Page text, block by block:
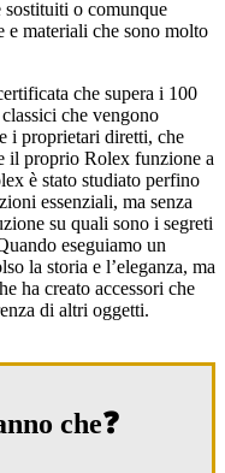
o comunque
materiali che sono molto
che supera i 100
che vengono
i proprietari diretti, che
il proprio Rolex funzione a
è stato studiato perfino
essenziali, ma senza
su quali sono i segreti
eseguiamo un
la storia e l’eleganza, ma
ha creato accessori che
di altri oggetti.
che❓